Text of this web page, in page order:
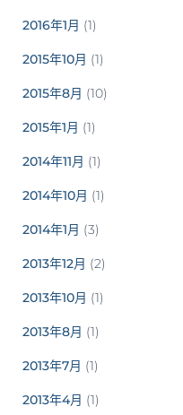
2016年1月 (1)
2015年10月 (1)
2015年8月 (10)
2015年1月 (1)
2014年11月 (1)
2014年10月 (1)
2014年1月 (3)
2013年12月 (2)
2013年10月 (1)
2013年8月 (1)
2013年7月 (1)
2013年4月 (1)